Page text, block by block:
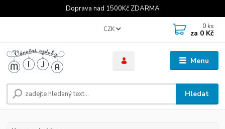
Doprava nad 1500Kč ZDARMA
Menu
CZK
Hledat
0 ks
za 0 Kč